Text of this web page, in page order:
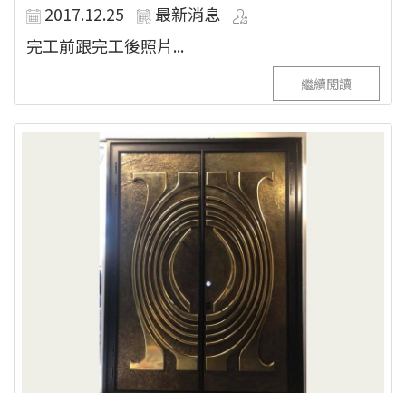
2017.12.25
最新消息
完工前跟完工後照片...
繼續閱讀